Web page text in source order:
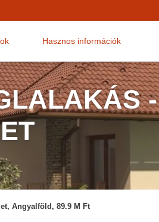
Hasznos információk
-
Angyalföld, 89.9 M Ft